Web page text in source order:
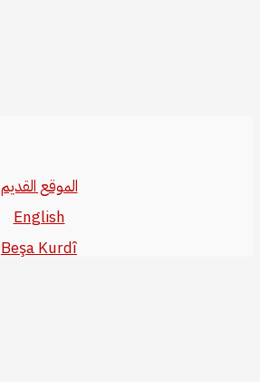
الموقع القديم
English
Beşa Kurdî